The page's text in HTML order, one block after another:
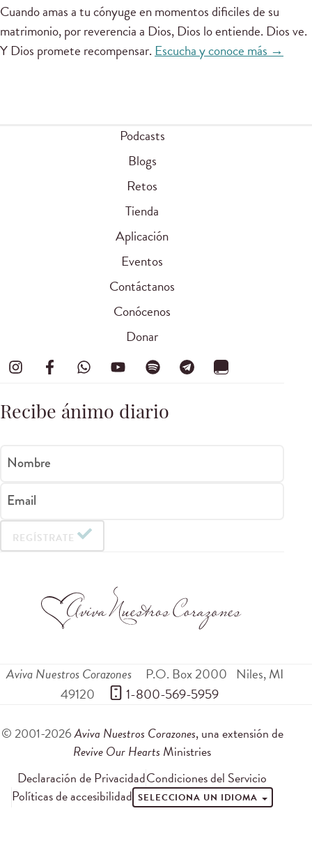
Cuando amas a tu cónyuge en momentos dificiles de su
matrimonio, por reverencia a Dios, Dios lo entiende. Dios ve.
Y Dios promete recompensar. Escucha y conoce más →
Podcasts
Blogs
Retos
Tienda
Aplicación
Eventos
Contáctanos
Conócenos
Donar
Recibe ánimo diario
Nombre
Email
REGÍSTRATE
Aviva Nuestros Corazones P.O. Box 2000 Niles,MI
49120
1-800-569-5959
© 2001-2026Aviva Nuestros Corazones, una extensión de
Revive Our Hearts Ministries
Declaración de PrivacidadCondiciones del Servicio
Políticas de accesibilidad SELECCIONA UN IDIOMA